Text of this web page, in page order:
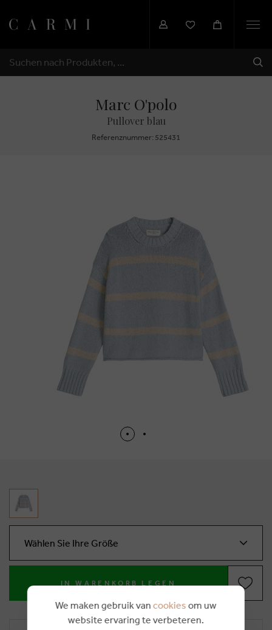
SUCHEN
Marc O'polo
Pullover blau
Referenznummer: 525431
Wählen Sie Ihre Größe
IN WARENKORB LEGEN
We maken gebruik van cookies om uw
website ervaring te verbeteren.